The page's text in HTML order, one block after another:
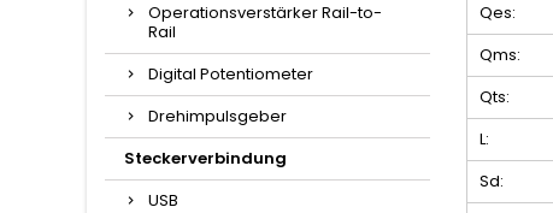
Operationsverstärker Rail-to-
Rail
Digital Potentiometer
Drehimpulsgeber
Steckerverbindung
USB
Qes:
Qms:
Qts:
L:
Sd: